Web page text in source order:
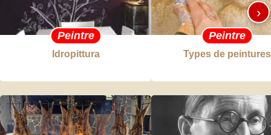
Peintre
Idropittura
Peintre
Types de peintures
›